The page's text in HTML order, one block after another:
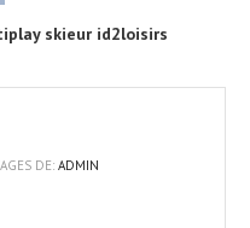
skieur id2loisirs
DE: ADMIN